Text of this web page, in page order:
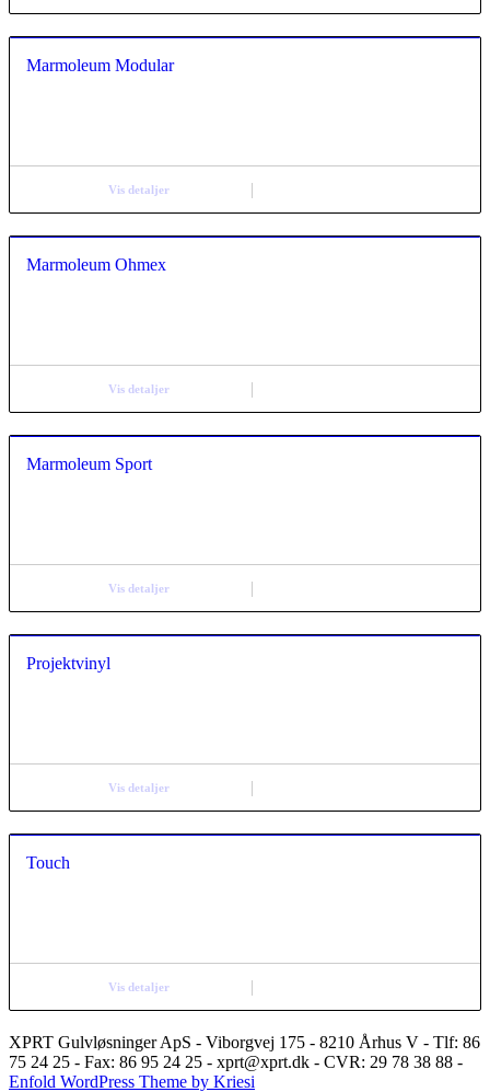
Marmoleum Modular
Vis detaljer
Marmoleum Ohmex
Vis detaljer
Marmoleum Sport
Vis detaljer
Projektvinyl
Vis detaljer
Touch
Vis detaljer
XPRT Gulvløsninger ApS - Viborgvej 175 - 8210 Århus V - Tlf: 86
75 24 25 - Fax: 86 95 24 25 - xprt@xprt.dk - CVR: 29 78 38 88 -
Enfold WordPress Theme by Kriesi